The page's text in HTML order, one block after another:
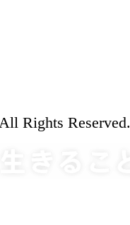
Rights Reserved.